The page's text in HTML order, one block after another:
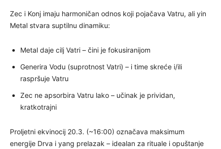
Zec i Konj imaju harmoničan odnos koji pojačava Vatru, ali yin
Metal stvara suptilnu dinamiku:
Metal daje cilj Vatri – čini je fokusiranijom
Generira Vodu (suprotnost Vatri) – i time skreće i/ili
raspršuje Vatru
Zec ne apsorbira Vatru lako – učinak je prividan,
kratkotrajni
Proljetni ekvinocij 20.3. (~16:00) označava maksimum
energije Drva i yang prelazak – idealan za rituale i opuštanje